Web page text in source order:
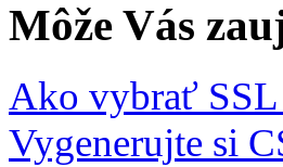
Môže Vás
Ako vybrať
Vygenerujte si